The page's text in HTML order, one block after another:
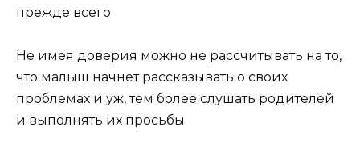
прежде всего
Не имея доверия можно не рассчитывать на то,
что малыш начнет рассказывать о своих
проблемах и уж, тем более слушать родителей
и выполнять их просьбы